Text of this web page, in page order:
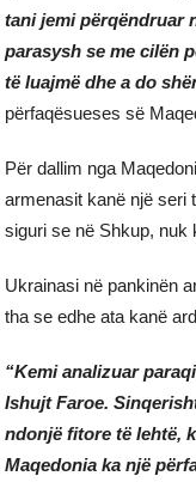
tani jemi përqëndruar
parasysh se me cilën
të luajmë dhe a do
përfaqësueses së
Për dallim nga
armenasit kanë një seri
siguri se në Shkup, nuk
Ukrainasi në pankinën
tha se edhe ata kanë
“Kemi analizuar
Ishujt Faroe.
ndonjë fitore të lehtë,
Maqedonia ka një